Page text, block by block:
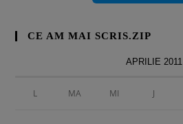
CE AM MAI SCRIS.ZIP
APRILIE 2011
L MA MI J